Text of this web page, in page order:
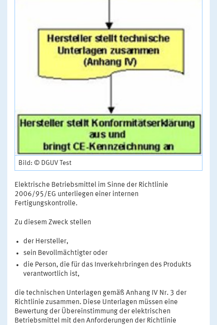
Bild: © DGUV Test
Elektrische Betriebsmittel im Sinne der Richtlinie
2006/95/EG unterliegen einer internen
Fertigungskontrolle.
Zu diesem Zweck stellen
der Hersteller,
sein Bevollmächtigter oder
die Person, die für das Inverkehrbringen des Produkts
verantwortlich ist,
die technischen Unterlagen gemäß Anhang IV Nr. 3 der
Richtlinie zusammen. Diese Unterlagen müssen eine
Bewertung der Übereinstimmung der elektrischen
Betriebsmittel mit den Anforderungen der Richtlinie